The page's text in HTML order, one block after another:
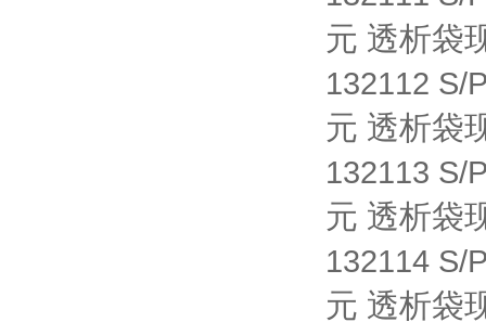
元 透析袋
132112 S/
元 透析袋
132113 S/
元 透析袋
132114 S/
元 透析袋